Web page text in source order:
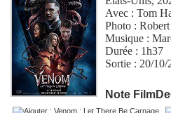
Avec :Tom
Photo :
Musique :
Durée : 1h37
Sortie : 20/10/
Note